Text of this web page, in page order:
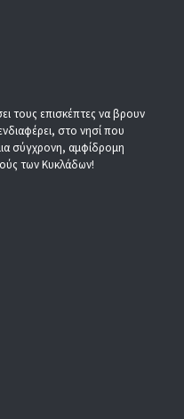
τους επισκέπτες να βρουν
στο νησί που
σύγχρονη, αμφίδρομη
των Κυκλάδων!